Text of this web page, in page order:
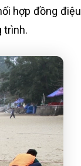
hợp đồng điệu
trình.